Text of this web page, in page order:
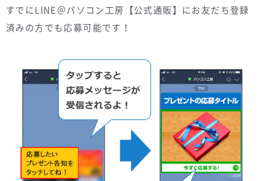
すでにLINE＠パソコン工房【公式通販】にお友だち登録
済みの方でも応募可能です！